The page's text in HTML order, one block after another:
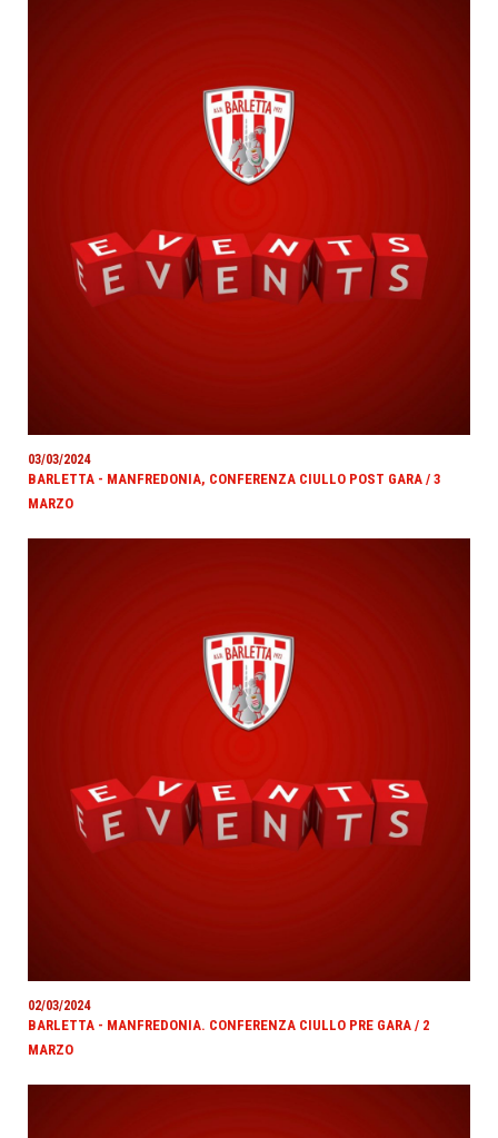
03/03/2024
BARLETTA - MANFREDONIA, CONFERENZA CIULLO POST GARA / 3
MARZO
02/03/2024
BARLETTA - MANFREDONIA. CONFERENZA CIULLO PRE GARA / 2
MARZO